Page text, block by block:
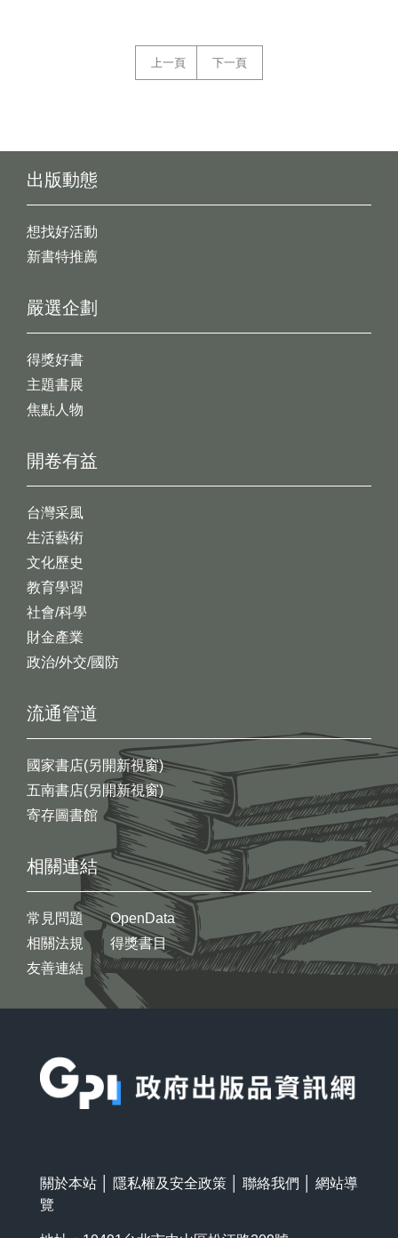
上一頁 下一頁
出版動態
想找好活動
新書特推薦
開卷有益
台灣采風
生活藝術
文化歷史
教育學習
社會/科學
財金產業
政治/外交/國防
嚴選企劃
得獎好書
主題書展
焦點人物
流通管道
國家書店(另開新視窗)
五南書店(另開新視窗)
寄存圖書館
相關連結
常見問題
相關法規
友善連結
OpenData
得獎書目
關於本站 隱私權及安全政策 聯絡我們
網站導
覽